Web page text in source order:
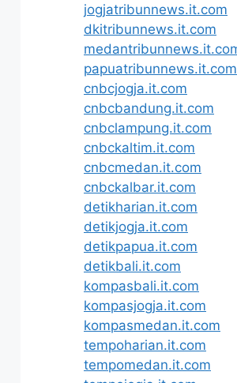
jogjatribunnews.it.com
dkitribunnews.it.com
papuatribunnews.it.com
cnbcjogja.it.com
cnbcbandung.it.com
cnbclampung.it.com
cnbckaltim.it.com
cnbcmedan.it.com
cnbckalbar.it.com
detikharian.it.com
detikjogja.it.com
detikpapua.it.com
detikbali.it.com
kompasbali.it.com
kompasjogja.it.com
kompasmedan.it.com
tempoharian.it.com
tempomedan.it.com